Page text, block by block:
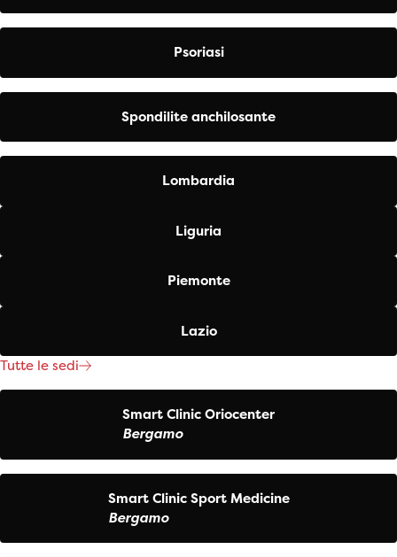
Psoriasi
Spondilite anchilosante
Lombardia
Liguria
Piemonte
Lazio
Tutte le sedi
Smart Clinic Oriocenter
Bergamo
Smart Clinic Sport Medicine
Bergamo